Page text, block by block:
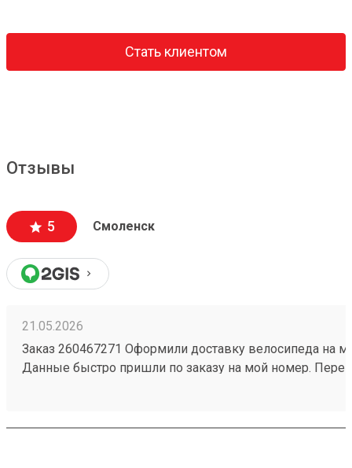
Стать клиентом
Отзывы
5 Смоленск
21.05.2026
Заказ 260467271 Оформили доставку велосипеда на
Данные быстро пришли по заказу на мой номер.
удобно. Дали приветственный промокод, не нашел